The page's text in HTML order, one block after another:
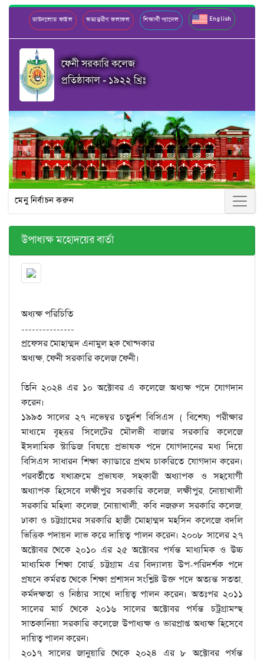
ডাউনলোড ফাইল অভ্যন্তরীণ ফলাফল শিক্ষার্থী প্যানেল English
ফেনী সরকারি কলেজ
প্রতিষ্ঠাকাল - ১৯২২ খ্রিঃ
Previous Next
মেনু নির্বাচন করুন
উপাধ্যক্ষ মহোদয়ের বার্তা
অধ্যক্ষ পরিচিতি
---------------
প্রফেসর মোহাম্মদ এনামুল হক খোন্দকার
অধ্যক্ষ, ফেনী সরকারি কলেজ ফেনী।
তিনি ২০২৪ এর ১০ অক্টোবর এ কলেজে অধ্যক্ষ পদে যোগদান
করেন।
১৯৯৩ সালের ২৭ নভেম্বর চতুর্দশ বিসিএস ( বিশেষ) পরীক্ষার
মাধ্যমে বৃহত্তর সিলেটের মৌলভী বাজার সরকারি কলেজে
ইসলামিক স্টাডিজ বিষয়ে প্রভাষক পদে যোগদানের মধ্য দিয়ে
বিসিএস সাধারন শিক্ষা ক্যাডারে প্রথম চাকরিতে যোগদান করেন।
পরবর্তীতে যথাক্রমে প্রভাষক, সহকারী অধ্যাপক ও সহযোগী
অধ্যাপক হিসেবে লক্ষীপুর সরকারি কলেজ, লক্ষীপুর, নোয়াখালী
সরকারি মহিলা কলেজ, নোয়াখালী, কবি নজরুল সরকারি কলেজ,
ঢাকা ও চট্টগ্রামের সরকারি হাজী মোহাম্মদ মহসিন কলেজে বদলি
ভিত্তিক পদায়ন লাভ করে দায়িত্ব পালন করেন। ২০০৮ সালের ২৭
অক্টোবর থেকে ২০১০ এর ২৫ অক্টোবর পর্যন্ত মাধ্যমিক ও উচ্চ
মাধ্যমিক শিক্ষা বোর্ড, চট্টগ্রাম এর বিদ্যালয় উপ-পরিদর্শক পদে
প্রষনে কর্মরত থেকে শিক্ষা প্রশাসন সংশ্লিষ্ট উক্ত পদে অত্যন্ত সততা,
কর্মদক্ষতা ও নিষ্ঠার সাথে দায়িত্ব পালন করেন। অতঃপর ২০১১
সালের মার্চ থেকে ২০১৬ সালের অক্টোবর পর্যন্ত চট্রগ্রামস্হ
সাতকানিয়া সরকারি কলেজে উপাধ্যক্ষ ও ভারপ্রাপ্ত অধ্যক্ষ হিসেবে
দায়িত্ব পালন করেন।
২০১৭ সালের জানুয়ারি থেকে ২০২৪ এর ৮ অক্টোবর পর্যন্ত